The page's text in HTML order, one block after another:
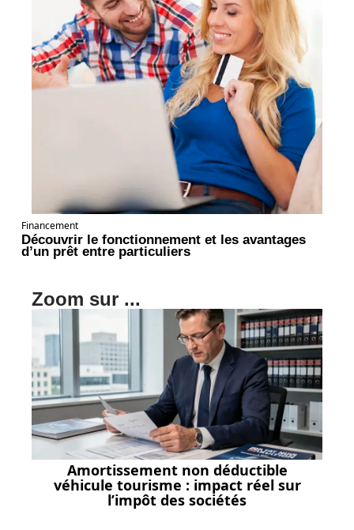
Financement
Découvrir le fonctionnement et les avantages
d’un prêt entre particuliers
Zoom sur ...
Amortissement non déductible
véhicule tourisme : impact réel sur
l’impôt des sociétés